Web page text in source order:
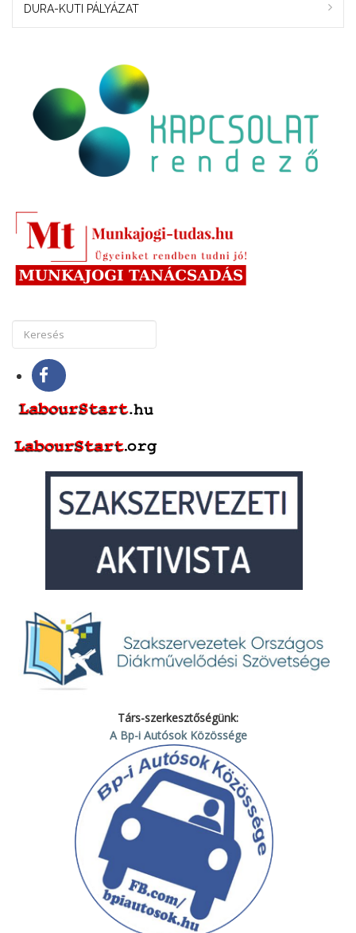
DURA-KUTI PÁLYÁZAT
Társ-szerkesztőségünk:
A Bp-i Autósok Közössége